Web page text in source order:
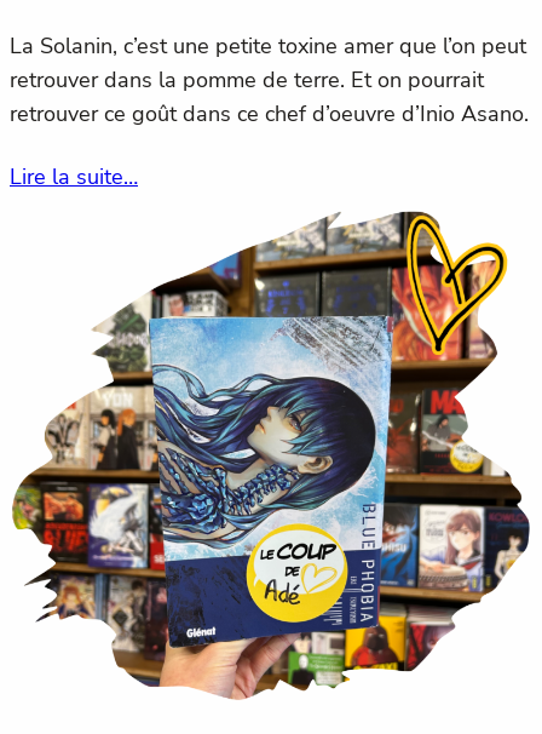
La Solanin, c’est une petite toxine amer que l’on peut
retrouver dans la pomme de terre. Et on pourrait
retrouver ce goût dans ce chef d’oeuvre d’Inio Asano.
Lire la suite…